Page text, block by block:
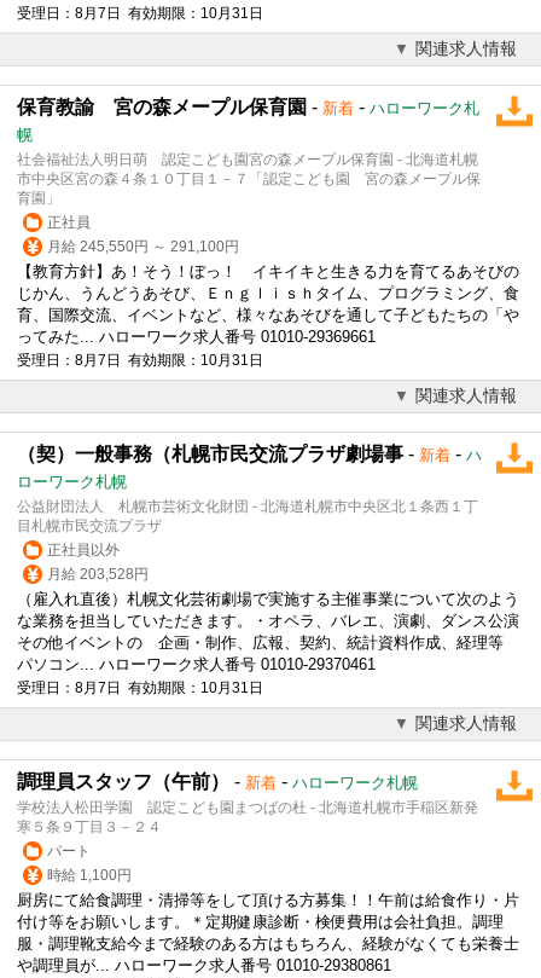
受理日：8月7日 有効期限：10月31日
関連求人情報
保育教諭 宮の森メープル保育園 - 新着 - ハローワーク札
幌
社会福祉法人明日萌 認定こども園宮の森メープル保育園 - 北海道札幌
市中央区宮の森４条１０丁目１－７「認定こども園 宮の森メープル保
育園」
正社員
月給 245,550円 ～ 291,100円
【教育方針】あ！そう！ぼっ！ イキイキと生きる力を育てるあそびの
じかん、うんどうあそび、Ｅｎｇｌｉｓｈタイム、プログラミング、食
育、国際交流、イベントなど、様々なあそびを通して子どもたちの「や
ってみた... ハローワーク求人番号 01010-29369661
受理日：8月7日 有効期限：10月31日
関連求人情報
（契）一般事務（札幌市民交流プラザ劇場事 - 新着 - ハ
ローワーク札幌
公益財団法人 札幌市芸術文化財団 - 北海道札幌市中央区北１条西１丁
目札幌市民交流プラザ
正社員以外
月給 203,528円
（雇入れ直後）札幌文化芸術劇場で実施する主催事業について次のよう
な業務を担当していただきます。・オペラ、バレエ、演劇、ダンス公演
その他イベントの 企画・制作、広報、契約、統計資料作成、経理等
パソコン... ハローワーク求人番号 01010-29370461
受理日：8月7日 有効期限：10月31日
関連求人情報
調理員スタッフ（午前） - 新着 - ハローワーク札幌
学校法人松田学園 認定こども園まつばの杜 - 北海道札幌市手稲区新発
寒５条９丁目３－２４
パート
時給 1,100円
厨房にて給食調理・清掃等をして頂ける方募集！！午前は給食作り・片
付け等をお願いします。＊定期健康診断・検便費用は会社負担。調理
服・調理靴支給今まで経験のある方はもちろん、経験がなくても栄養士
や調理員が... ハローワーク求人番号 01010-29380861